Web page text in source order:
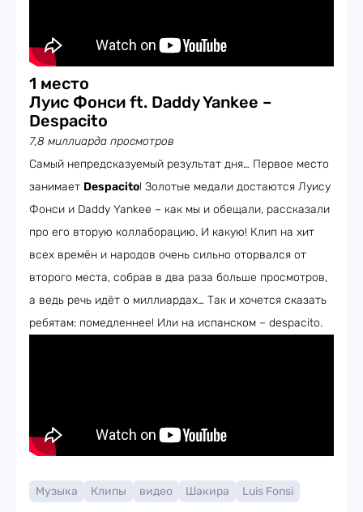
1 место
Луис Фонси ft. Daddy Yankee –
Despacito
7,8 миллиарда просмотров
Самый непредсказуемый результат дня… Первое место
занимает Despacito! Золотые медали достаются Луису
Фонси и Daddy Yankee – как мы и обещали, рассказали
про его вторую коллаборацию. И какую! Клип на хит
всех времён и народов очень сильно оторвался от
второго места, собрав в два раза больше просмотров,
а ведь речь идёт о миллиардах… Так и хочется сказать
ребятам: помедленнее! Или на испанском – despacito.
Музыка Клипы видео Шакира Luis Fonsi